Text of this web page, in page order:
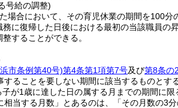
号給の調整)
場合において、その育児休業の期間を100
に復帰した日後における最初の当該職員
することができる。
市条例第40号)第4条第1項第7号及び第8条の
ることを要しない期間に該当するものとする
が1歳に達した日の属する月までの期間に限
当する月数」とあるのは、「その月数の3分